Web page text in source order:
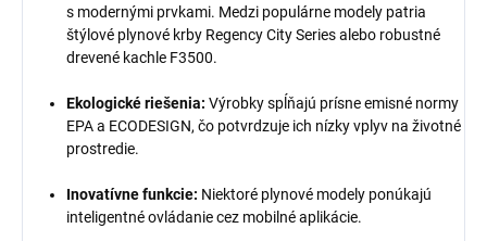
s modernými prvkami. Medzi populárne modely patria
štýlové plynové krby Regency City Series alebo robustné
drevené kachle F3500.
Ekologické riešenia: Výrobky spĺňajú prísne emisné normy
EPA a ECODESIGN, čo potvrdzuje ich nízky vplyv na životné
prostredie.
Inovatívne funkcie: Niektoré plynové modely ponúkajú
inteligentné ovládanie cez mobilné aplikácie.